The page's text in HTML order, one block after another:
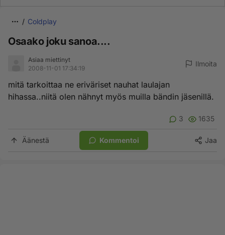
Coldplay
Osaako joku sanoa....
Asiaa miettinyt
2008-11-01 17:34:19
Ilmoita
mitä tarkoittaa ne eriväriset nauhat laulajan
hihassa..niitä olen nähnyt myös muilla bändin jäsenillä.
3 1635
Äänestä Kommentoi Jaa